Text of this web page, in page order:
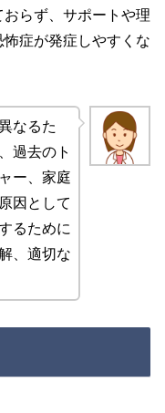
らず、サポートや理
症が発症しやすくな
なるた
過去のト
ー、家庭
因として
るために
、適切な